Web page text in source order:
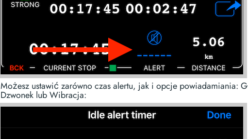
Możesz ustawić zarówno czas alertu, jak i opcje powiadamiania:
Dzwonek lub Wibracja: